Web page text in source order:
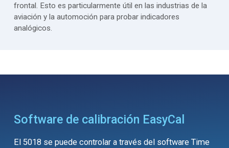
frontal. Esto es particularmente útil en las industrias de la
aviación y la automoción para probar indicadores
analógicos.
Software de calibración EasyCal
El 5018 se puede controlar a través del software Time